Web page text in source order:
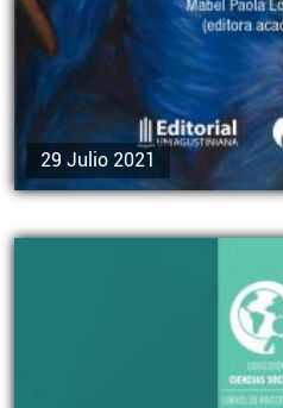
29 Julio 2021